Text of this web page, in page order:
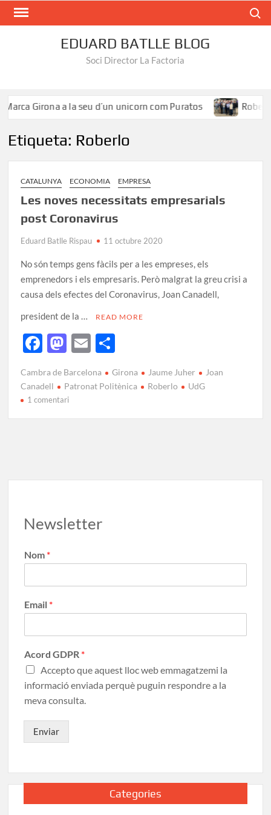
EDUARD BATLLE BLOG
Soci Director La Factoria
Marca Girona a la seu d’un unicorn com Puratos Roberto
Etiqueta: Roberlo
CATALUNYA ECONOMIA EMPRESA
Les noves necessitats empresarials
post Coronavirus
Eduard Batlle Rispau 11 octubre 2020
No són temps gens fàcils per a les empreses, els
emprenedors i els empresaris. Però malgrat la greu crisi a
causa dels efectes del Coronavirus, Joan Canadell,
president de la …
READ MORE
F
e
b
o
M
to
d
o
E
ail m
ar
Cambra de Barcelona Girona Jaume Juher
Joan
Canadell
Patronat Politènica Roberlo UdG
1 comentari
Newsletter
Nom *
Email *
Acord GDPR *
Accepto que aquest lloc web emmagatzemi la
informació enviada perquè puguin respondre a la
meva consulta.
Enviar
Categories